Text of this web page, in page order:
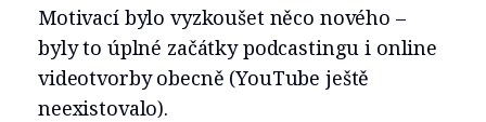
Motivací bylo vyzkoušet něco nového –
byly to úplné začátky podcastingu i online
videotvorby obecně (YouTube ještě
neexistovalo).